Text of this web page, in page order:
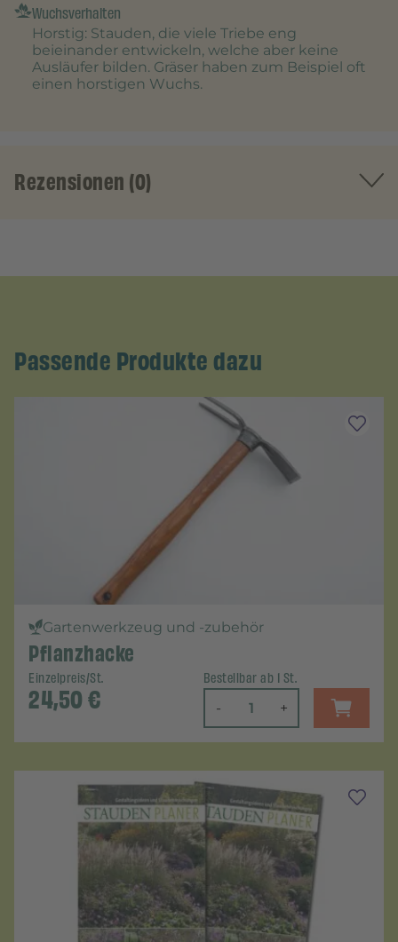
Wuchsverhalten
Horstig: Stauden, die viele Triebe eng
beieinander entwickeln, welche aber keine
Ausläufer bilden. Gräser haben zum Beispiel oft
einen horstigen Wuchs.
Rezensionen (0)
Passende Produkte dazu
Gartenwerkzeug und -zubehör
Pflanzhacke
Einzelpreis/St.
24,50€
Bestellbar ab 1 St.
- +